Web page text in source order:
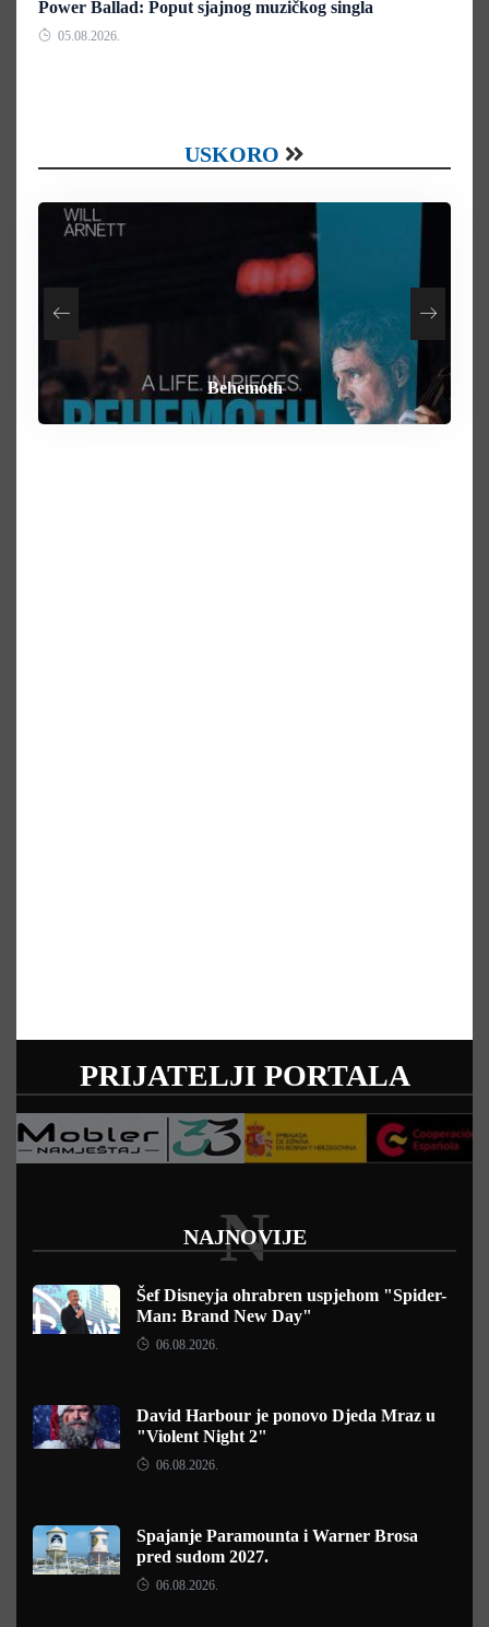
Power Ballad: Poput sjajnog muzičkog singla
05.08.2026.
USKORO
Heart of the Beast
Behemoth
How To Rob A Bank
By Any Means
PRIJATELJI PORTALA
NAJNOVIJE
N
Šef Disneyja ohrabren uspjehom "Spider-
Man: Brand New Day"
06.08.2026.
David Harbour je ponovo Djeda Mraz u
"Violent Night 2"
06.08.2026.
Spajanje Paramounta i Warner Brosa
pred sudom 2027.
06.08.2026.